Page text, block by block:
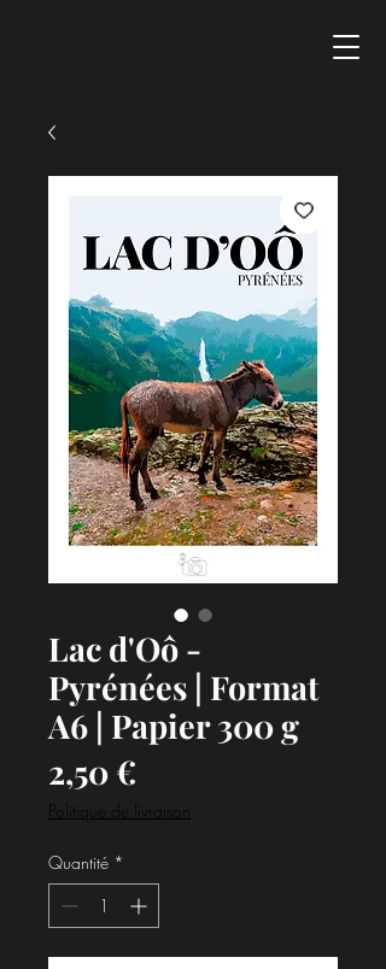
Lac d'Oô -
Pyrénées | Format
A6 | Papier 300 g
2,50 €
Politique de livraison
Quantité *